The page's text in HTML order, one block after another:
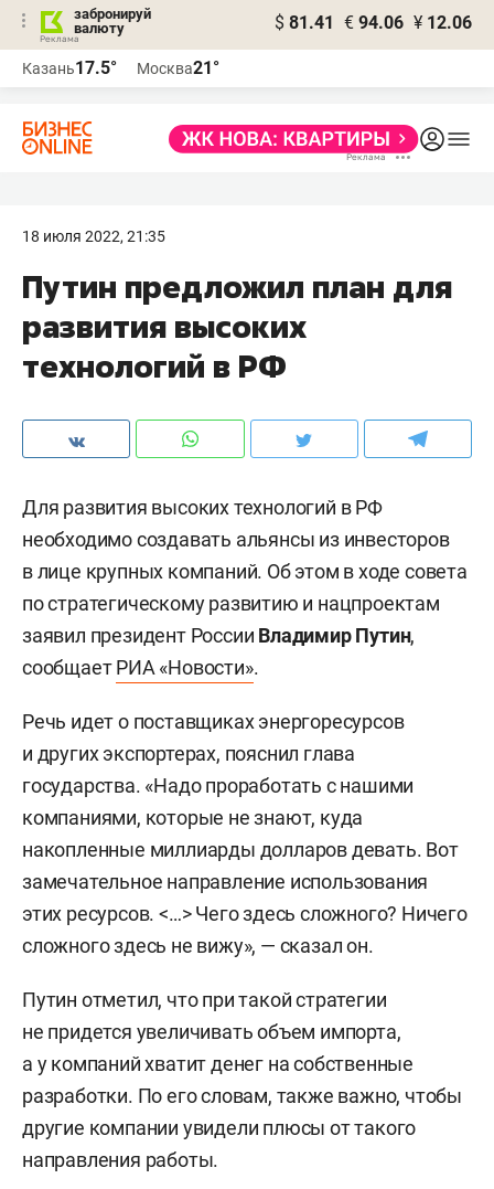
забронируй
валюту
$ 81.41 € 94.06 ¥ 12.06
Казань17.5° Москва21°
18 июля 2022, 21:35
Путин предложил план для
развития высоких
технологий в РФ
Для развития высоких технологий в РФ
необходимо создавать альянсы из инвесторов
в лице крупных компаний. Об этом в ходе совета
по стратегическому развитию и нацпроектам
заявил президент России Владимир Путин,
сообщаетРИА «Новости».
Речь идет о поставщиках энергоресурсов
и других экспортерах, пояснил глава
государства. «Надо проработать с нашими
компаниями, которые не знают, куда
накопленные миллиарды долларов девать. Вот
замечательное направление использования
этих ресурсов. <…> Чего здесь сложного? Ничего
сложного здесь не вижу», — сказал он.
Путин отметил, что при такой стратегии
не придется увеличивать объем импорта,
а у компаний хватит денег на собственные
разработки. По его словам, также важно, чтобы
другие компании увидели плюсы от такого
направления работы.